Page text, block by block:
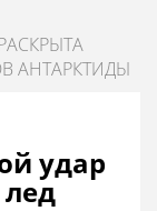
АНТАРКТИДЫ
удар